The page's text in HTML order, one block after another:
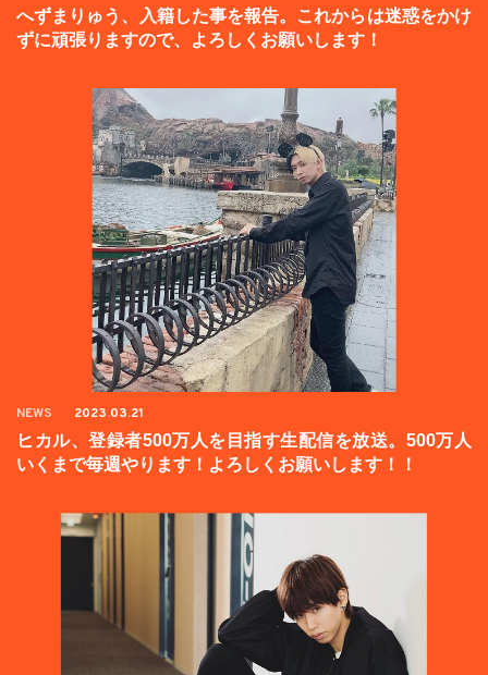
へずまりゅう、入籍した事を報告。これからは迷惑をかけ
ずに頑張りますので、よろしくお願いします！
NEWS 2023.03.21
ヒカル、登録者500万人を目指す生配信を放送。500万人
いくまで毎週やります！よろしくお願いします！！